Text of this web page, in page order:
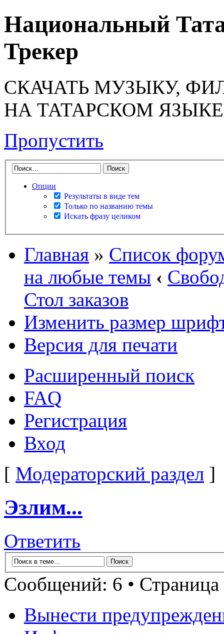
Национальный
Трекер
СКАЧАТЬ МУЗЫКУ,
НА ТАТАРСКОМ ЯЗЫКЕ
Пропустить
Опции
Результаты в виде тем
Только по названию темы
Искать фразу целиком
Главная » Список
на любые темы ‹
Стол заказов
Изменить размер
Версия для печати
Расширенный поиск
FAQ
Регистрация
Вход
[ Модераторский раздел ]
Эзлим...
Ответить
Сообщений: 6 • Страница
Вынести